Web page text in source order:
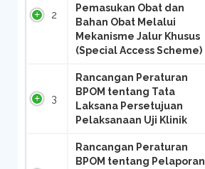
2
Pemasukan Obat dan
Bahan Obat Melalui
Mekanisme Jalur Khusus
(Special Access Scheme)
3
Rancangan Peraturan
BPOM tentang Tata
Laksana Persetujuan
Pelaksanaan Uji Klinik
Rancangan Peraturan
BPOM tentang Pelaporan